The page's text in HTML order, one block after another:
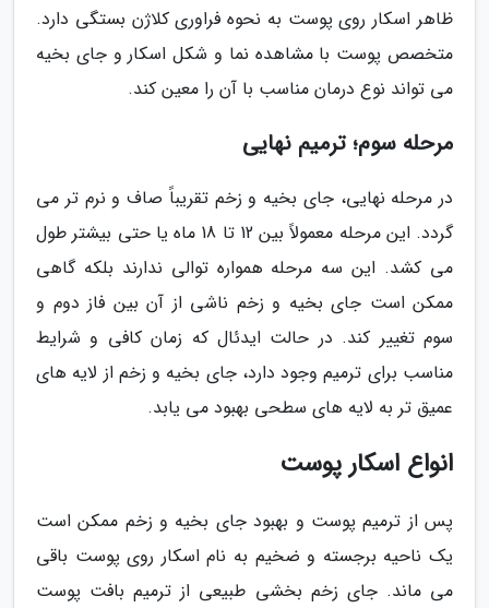
ظاهر اسکار روی پوست به نحوه فراوری کلاژن بستگی دارد.
متخصص پوست با مشاهده نما و شکل اسکار و جای بخیه
می تواند نوع درمان مناسب با آن را معین کند.
مرحله سوم؛ ترمیم نهایی
در مرحله نهایی، جای بخیه و زخم تقریباً صاف و نرم تر می
گردد. این مرحله معمولاً بین 12 تا 18 ماه یا حتی بیشتر طول
می کشد. این سه مرحله همواره توالی ندارند بلکه گاهی
ممکن است جای بخیه و زخم ناشی از آن بین فاز دوم و
سوم تغییر کند. در حالت ایدئال که زمان کافی و شرایط
مناسب برای ترمیم وجود دارد، جای بخیه و زخم از لایه های
عمیق تر به لایه های سطحی بهبود می یابد.
انواع اسکار پوست
پس از ترمیم پوست و بهبود جای بخیه و زخم ممکن است
یک ناحیه برجسته و ضخیم به نام اسکار روی پوست باقی
می ماند. جای زخم بخشی طبیعی از ترمیم بافت پوست